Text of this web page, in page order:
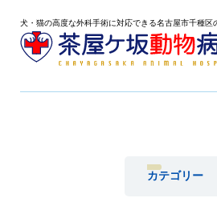
犬・猫の高度な外科手術に対応できる名古屋市千種区
カテゴリー